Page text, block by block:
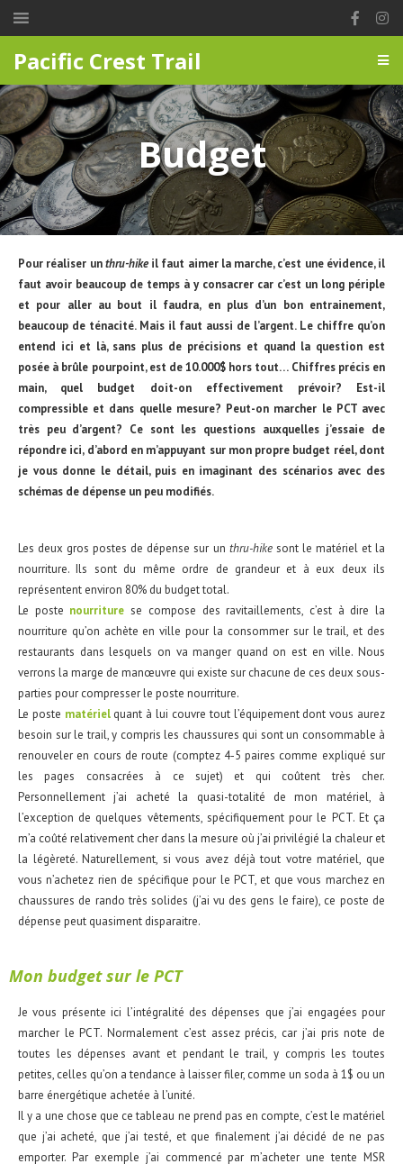
Pacific Crest Trail
Budget
Pour réaliser unthru-hikeil faut aimer la marche, c’est une évidence, il
faut avoir beaucoup de temps à y consacrer car c’est un long périple
et pour aller au bout il faudra, en plus d’un bon entrainement,
beaucoup de ténacité. Mais il faut aussi de l’argent. Le chiffre qu’on
entend ici et là, sans plus de précisions et quand la question est
posée à brûle pourpoint, est de 10.000$ hors tout… Chiffres précis en
main, quel budget doit-on effectivement prévoir? Est-il
compressible et dans quelle mesure? Peut-on marcher le PCT avec
très peu d’argent? Ce sont les questions auxquelles j’essaie de
répondre ici, d’abord en m’appuyant sur mon propre budget réel, dont
je vous donne le détail, puis en imaginant des scénarios avec des
schémas de dépense un peu modifiés.
Les deux gros postes de dépense sur un thru-hikesont le matériel et la
nourriture. Ils sont du même ordre de grandeur et à eux deux ils
représentent environ 80% du budget total.
Le poste nourriture se compose des ravitaillements, c’est à dire la
nourriture qu’on achète en ville pour la consommer sur le trail, et des
restaurants dans lesquels on va manger quand on est en ville. Nous
verrons la marge de manœuvre qui existe sur chacune de ces deux sous-
parties pour compresser le poste nourriture.
Le poste matérielquant à lui couvre tout l’équipement dont vous aurez
besoin sur le trail, y compris les chaussures qui sont un consommable à
renouveler en cours de route (comptez 4-5 paires comme expliqué sur
les pages consacrées à ce sujet) et qui coûtent très cher.
Personnellement j’ai acheté la quasi-totalité de mon matériel, à
l’exception de quelques vêtements, spécifiquement pour le PCT. Et ça
m’a coûté relativement cher dans la mesure où j’ai privilégié la chaleur et
la légèreté. Naturellement, si vous avez déjà tout votre matériel, que
vous n’achetez rien de spécifique pour le PCT, et que vous marchez en
chaussures de rando très solides (j’ai vu des gens le faire), ce poste de
dépense peut quasiment disparaitre.
Mon budget sur le PCT
Je vous présente ici l’intégralité des dépenses que j’ai engagées pour
marcher le PCT. Normalement c’est assez précis, car j’ai pris note de
toutes les dépenses avant et pendant le trail, y compris les toutes
petites, celles qu’on a tendance à laisser filer, comme un soda à 1$ ou un
barre énergétique achetée à l’unité.
Il y a une chose que ce tableau ne prend pas en compte, c’est le matériel
que j’ai acheté, que j’ai testé, et que finalement j’ai décidé de ne pas
emporter. Par exemple j’ai commencé par m’acheter une tente MSR